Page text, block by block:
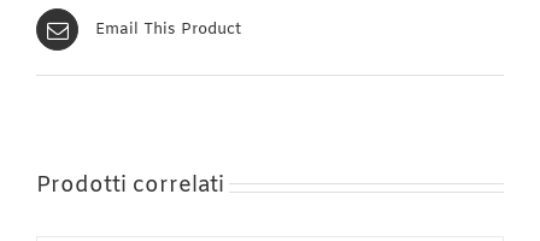
Email This Product
Prodotti correlati